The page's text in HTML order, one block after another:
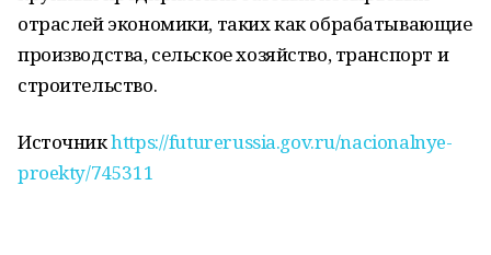
отраслей экономики, таких как обрабатывающие
производства, сельское хозяйство, транспорт и
строительство.
Источникhttps://futurerussia.gov.ru/nacionalnye-
proekty/745311